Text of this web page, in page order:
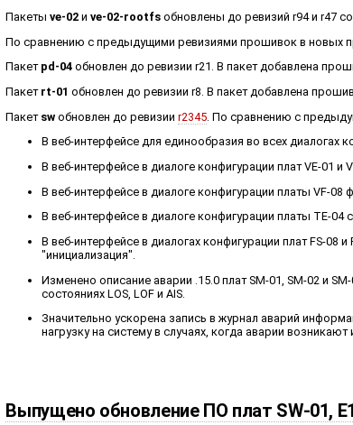
Пакетыve-02 иve-02-rootfs обновлены до ревизий r94 и r47
По сравнению с предыдущими ревизиями прошивок в новых
Пакет pd-04 обновлен до ревизии r21. В пакет добавлена
Пакет rt-01 обновлен до ревизии r8. В пакет добавлена
Пакет sw обновлен до ревизииr2345 . По сравнению с
В веб-интерфейсе для единообразия во всех диалогах
В веб-интерфейсе в диалоге конфигурации плат VE-01 и
В веб-интерфейсе в диалоге конфигурации платы VF-08
В веб-интерфейсе в диалоге конфигурации платы TE-
В веб-интерфейсе в диалогах конфигурации плат FS-
"инициализация".
Изменено описание аварии .15.0 плат SM-01, SM-02 и
состояниях LOS, LOF и AIS.
Значительно ускорена запись в журнал аварий
нагрузку на систему в случаях, когда аварии
Выпущено обновление ПО плат SW-01,